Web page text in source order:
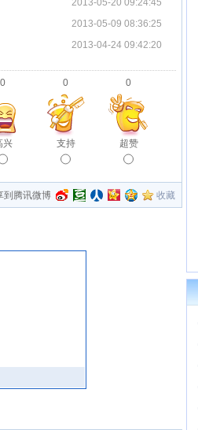
2013-05-20 09:24:45
2013-05-09 08:36:25
2013-04-24 09:42:20
0
兴
0
支持
0
超赞
收藏